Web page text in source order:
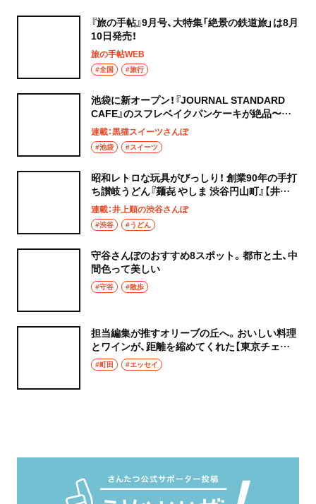
『旅の手帖』9月号、大特集「絶景の鉄道旅」は8月
10日発売！
旅の手帖WEB
#全国 #旅行
池袋に新オープン！『JOURNAL STANDARD
CAFE』のスフレベイクパンケーキが絶品〜黒
猫スイーツ散歩 池袋編5〜
連載：黒猫スイーツさんぽ
#池袋 #スイーツ
昭和レトロな玩具がびっしり！ 創業90年の手打
ち讃岐うどん『麺㐂 やしま 渋谷円山町』【井上
順の渋谷さんぽ】
連載：井上順の渋谷さんぽ
#渋谷 #うどん
守谷さんぽのおすすめ8スポット。都市と土、中
間色って美しい
#守谷 #散歩
担当編集が推すオリーブの丘へ。おいしい料理
とワインが、距離を縮めてくれた【東京チェン
飯diary】
#町田 #エッセイ